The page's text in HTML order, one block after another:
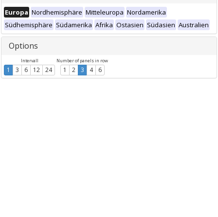
Europa Nordhemisphäre Mitteleuropa Nordamerika
Südhemisphäre Südamerika Afrika Ostasien Südasien Australien
Options
Intervall
1 3 6 12 24
Number of panels in row
1 2 3 4 6